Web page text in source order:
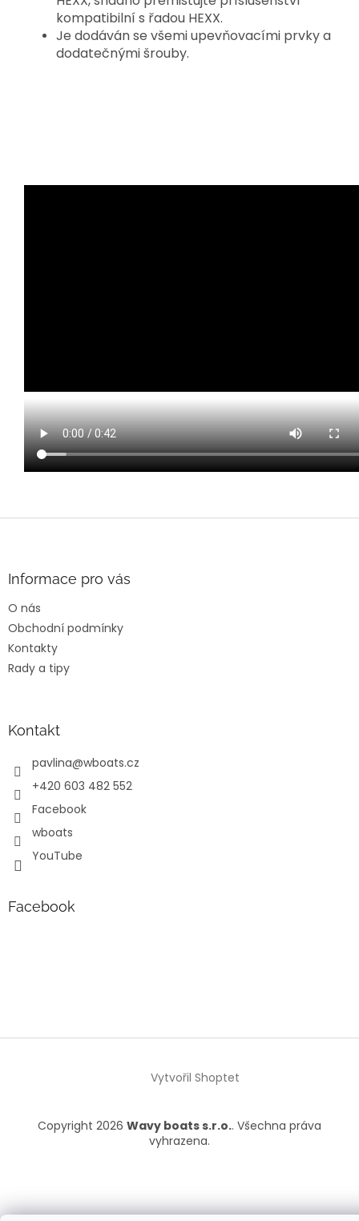
kompatibilní s řadou HEXX.
Je dodáván se všemi upevňovacími prvky a
dodatečnými šrouby.
Informace pro vás
O nás
Obchodní podmínky
Kontakty
Rady a tipy
Kontakt
pavlina@wboats.cz
+420 603 482 552
Facebook
wboats
YouTube
Facebook
Vytvořil Shoptet
Copyright 2026 Wavy boats s.r.o.. Všechna práva
vyhrazena.